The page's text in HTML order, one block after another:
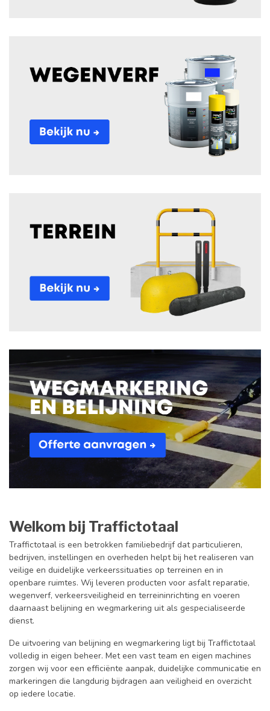
Welkom bij Traffictotaal
Traffictotaal is een betrokken familiebedrijf dat particulieren,
bedrijven, instellingen en overheden helpt bij het realiseren van
veilige en duidelijke verkeerssituaties op terreinen en in
openbare ruimtes. Wij leveren producten voor asfalt reparatie,
wegenverf, verkeersveiligheid en terreininrichting en voeren
daarnaast belijning en wegmarkering uit als gespecialiseerde
dienst.
De uitvoering van belijning en wegmarkering ligt bij Traffictotaal
volledig in eigen beheer. Met een vast team en eigen machines
zorgen wij voor een efficiënte aanpak, duidelijke communicatie en
markeringen die langdurig bijdragen aan veiligheid en overzicht
op iedere locatie.